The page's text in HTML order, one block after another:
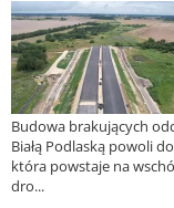
Budowa brakujących
Białą Podlaską powoli
która powstaje na
dro...